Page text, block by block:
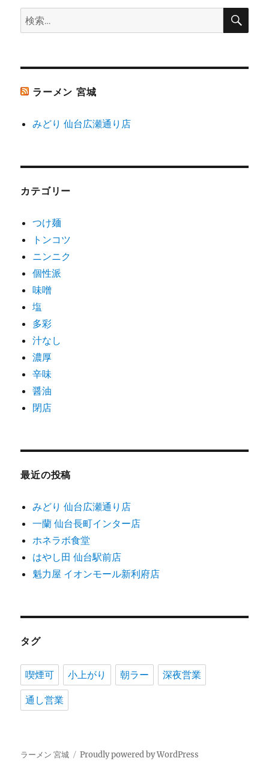
ン
検
索:
検
ラーメン 宮城
みどり 仙台広瀬通り店
カテゴリー
つけ麺
トンコツ
ニンニク
個性派
味噌
塩
多彩
汁なし
濃厚
辛味
醤油
閉店
最近の投稿
みどり 仙台広瀬通り店
一蘭 仙台長町インター店
ホネラボ食堂
はやし田 仙台駅前店
魁力屋 イオンモール新利府店
タグ
喫煙可 小上がり 朝ラー 深夜営業
通し営業
ラーメン 宮城 Proudly powered by WordPress